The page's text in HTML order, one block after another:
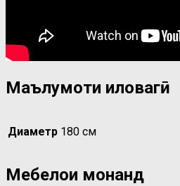
Маълумоти иловагӣ
Диаметр 180 см
Мебелҳои монанд